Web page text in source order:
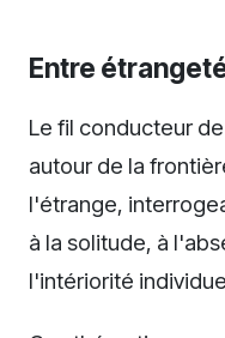
Entre
Le fil conducteur
autour de la
l'étrange,
à la solitude, à
l'intériorité